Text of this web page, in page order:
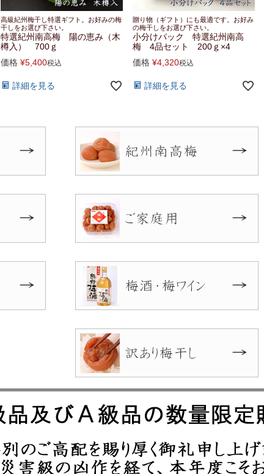
高級紀州梅干し特選ギフト。お好みの梅
干しをお選び下さい。
特選紀州南高梅 陽の恵み（木
樽入） 700ｇ
価格 ¥5,400税込
詳細を見る
贈り物（ギフト）にも最適です。お好み
の梅干しをお選び下さい。
小分けパック 特選紀州南高
梅 4品セット 200ｇ×4
価格 ¥4,320税込
詳細を見る